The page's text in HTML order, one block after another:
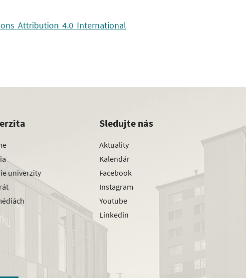
Attribution 4.0 International
univerzity
Sledujte nás
Aktuality
Kalendár
Facebook
Instagram
Youtube
Linkedin